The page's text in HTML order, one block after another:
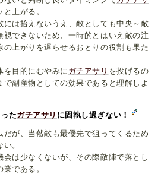
上がる。
には拾えないうえ、敵としても中央～敵
視できないため、一時的とはいえ敵の注
上がりを遅らせるおとりの役割も果た
を目的にむやみに ガチアサリ を投げるの
副産物としての効果であると理解しよ
たガチアサリ に固執し過ぎない！
だが、当然敵も最優先で狙ってくるため
。
会は少なくないが、その際敵陣で落とし
である。